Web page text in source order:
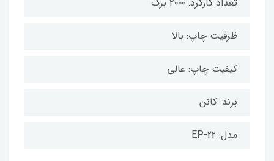
ظرفیت چاپ: بالا
کیفیت چاپ: عالی
برند: کانن
مدل: EP-22